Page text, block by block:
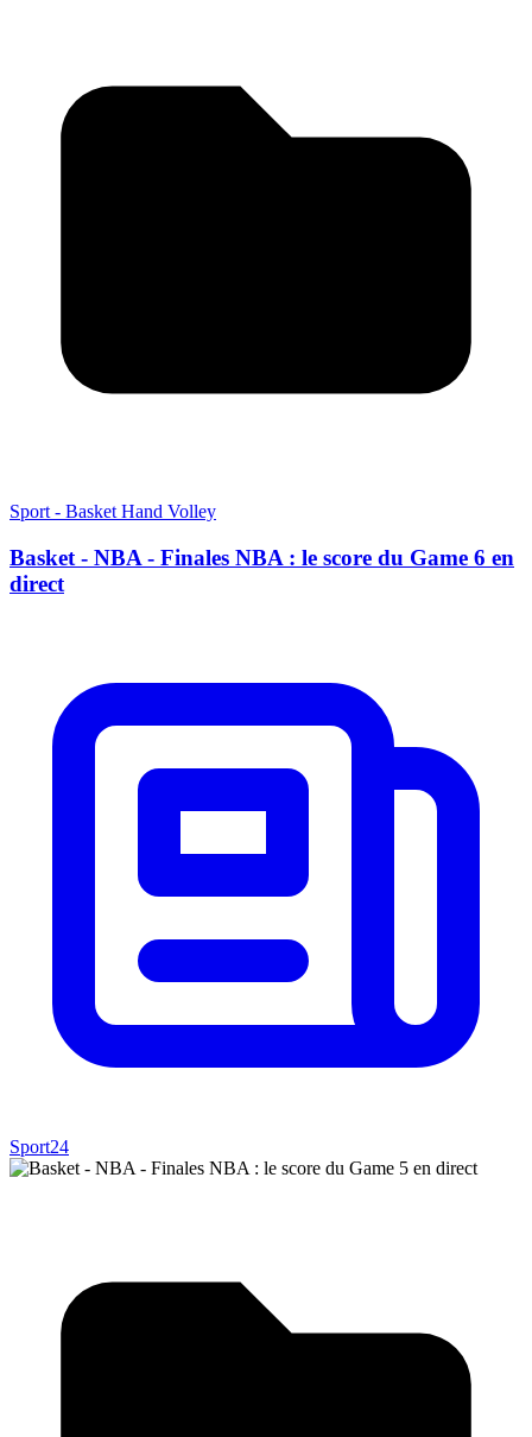
Sport - Basket Hand Volley
Basket - NBA - Finales NBA : le score du Game 6 en
direct
Sport24